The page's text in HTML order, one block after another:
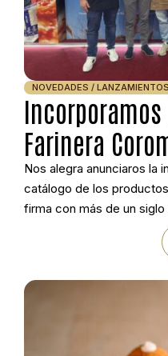
Farinera
NOVEDADES / LANZAMIENTOS
Nos alegra anunciaros la
catálogo de los
firma con más de un
molturación del trigo y
calidad, la trazabilidad y
harinera con la